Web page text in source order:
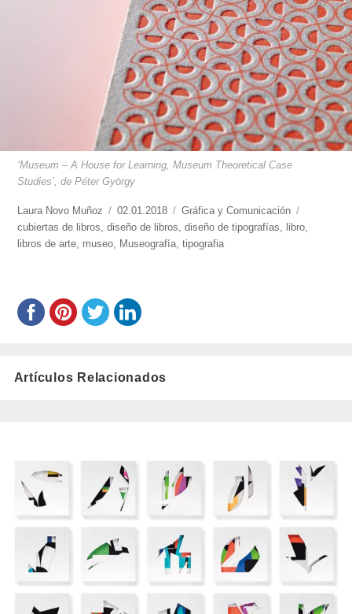
‘Museum – A House for Learning, Museum Theoretical Case
Studies’, de Péter György
https://www.experimenta.es/author/laura-
novo-
munoz/
Laura Novo Muñoz
Publicado
el
02.01.2018 Categorías
Gráfica y Comunicación
cubiertas de libros ,diseño de libros ,diseño de tipografías libro
libros de arte museo Museografía ,tipografia
Artículos Relacionados